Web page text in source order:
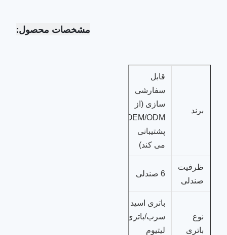
مشخصات محصول:
برند
قابل
سفارشی
سازی (از
OEM/ODM
پشتیبانی
می کند)
ظرفیت
صندلی
6 صندلی
نوع
باتری
باتری اسید
سرب/باتری
لیتیوم